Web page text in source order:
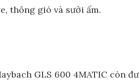
thông gió và sưởi ấm.
GLS 600 4MATIC còn